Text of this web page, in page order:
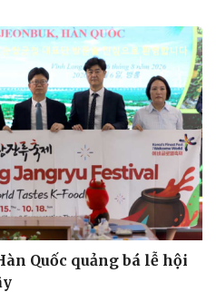
Quốc quảng bá lễ hội